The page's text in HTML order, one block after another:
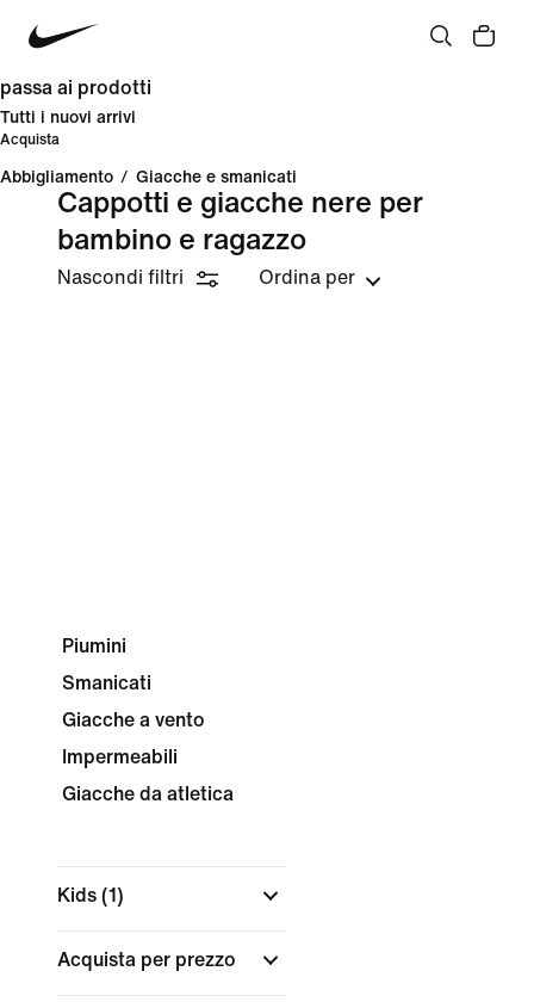
passa ai prodotti
Tutti i nuovi arrivi
Acquista
Abbigliamento / Giacche e smanicati
Cappotti e giacche nere per
bambino e ragazzo
Nascondi filtri Ordina per
Piumini
Smanicati
Giacche a vento
Impermeabili
Giacche da atletica
Kids (1)
Acquista per prezzo